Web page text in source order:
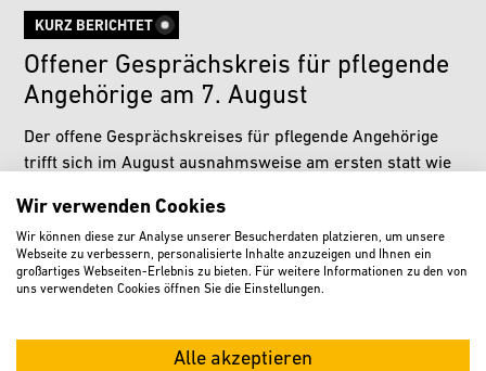
KURZ BERICHTET
Offener Gesprächskreis für pflegende
Angehörige am 7. August
Der offene Gesprächskreises für pflegende Angehörige
trifft sich im August ausnahmsweise am ersten statt wie
Teilnehmerinnen und Teilnehmer…
am „Verler Leben“-Sonntag
Wir verwenden Cookies
Wir können diese zur Analyse unserer Besucherdaten platzieren, um unsere
Webseite zu verbessern, personalisierte Inhalte anzuzeigen und Ihnen ein
großartiges Webseiten-Erlebnis zu bieten. Für weitere Informationen zu den von
uns verwendeten Cookies öffnen Sie die Einstellungen.
Alle akzeptieren